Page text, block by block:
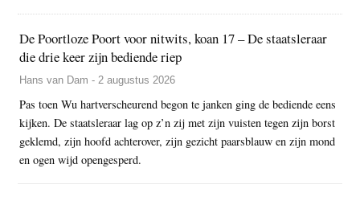
De Poortloze Poort voor nitwits, koan 17 – De staatsleraar
die drie keer zijn bediende riep
Hans van Dam - 2 augustus 2026
Pas toen Wu hartverscheurend begon te janken ging de bediende eens
kijken. De staatsleraar lag op z’n zij met zijn vuisten tegen zijn borst
geklemd, zijn hoofd achterover, zijn gezicht paarsblauw en zijn mond
en ogen wijd opengesperd.